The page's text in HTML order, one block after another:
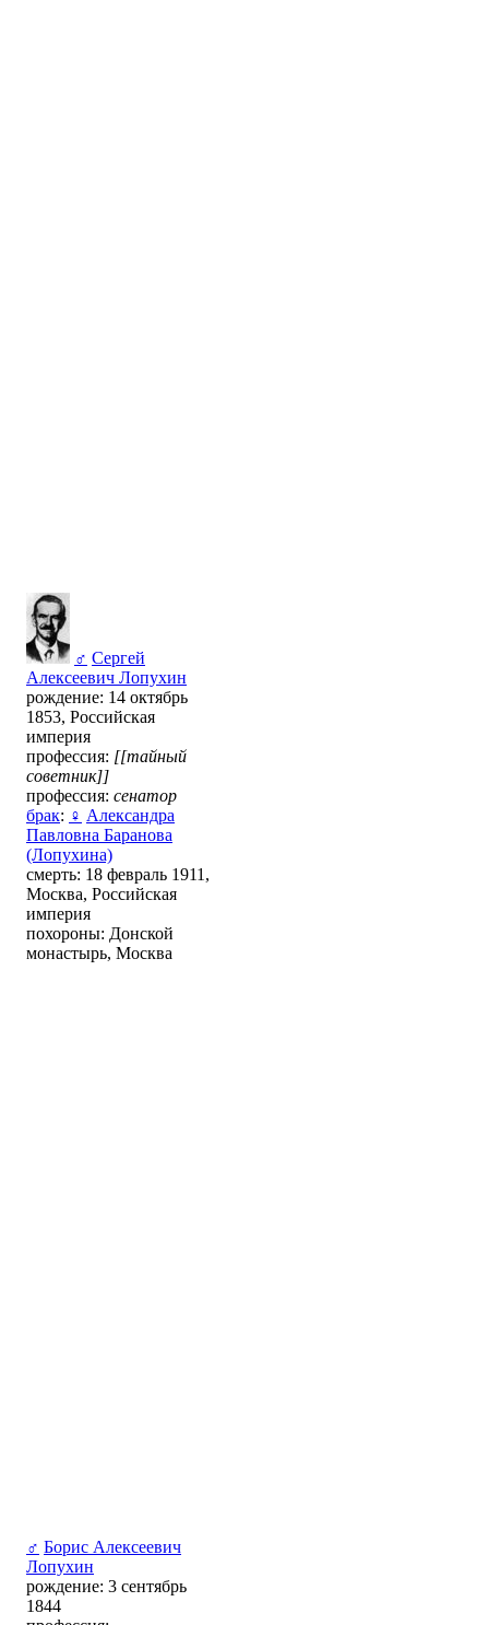
♂ Сергей
Алексеевич Лопухин
рождение: 14 октябрь
1853, Российская
империя
профессия: [[тайный
советник]]
профессия: сенатор
брак: ♀ Александра
Павловна Баранова
(Лопухина)
смерть: 18 февраль 1911,
Москва, Российская
империя
похороны: Донской
монастырь, Москва
♂ Борис Алексеевич
Лопухин
рождение: 3 сентябрь
1844